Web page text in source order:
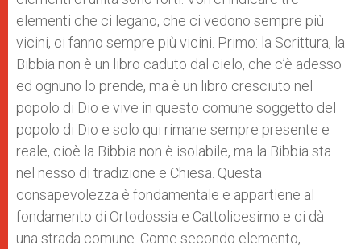
elementi che ci legano, che ci vedono sempre più
vicini, ci fanno sempre più vicini. Primo: la Scrittura, la
Bibbia non è un libro caduto dal cielo, che c’è adesso
ed ognuno lo prende, ma è un libro cresciuto nel
popolo di Dio e vive in questo comune soggetto del
popolo di Dio e solo qui rimane sempre presente e
reale, cioè la Bibbia non è isolabile, ma la Bibbia sta
nel nesso di tradizione e Chiesa. Questa
consapevolezza è fondamentale e appartiene al
fondamento di Ortodossia e Cattolicesimo e ci dà
una strada comune. Come secondo elemento,